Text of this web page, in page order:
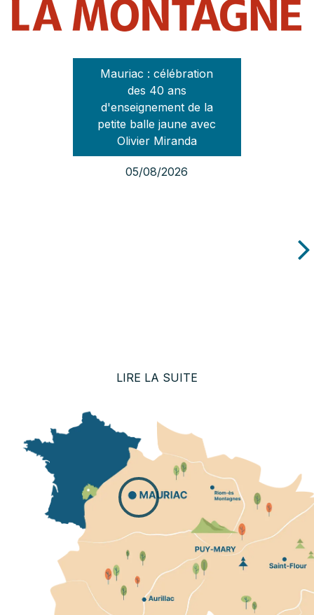
Mauriac : célébration
des 40 ans
d'enseignement de la
petite balle jaune avec
Olivier Miranda
05/08/2026